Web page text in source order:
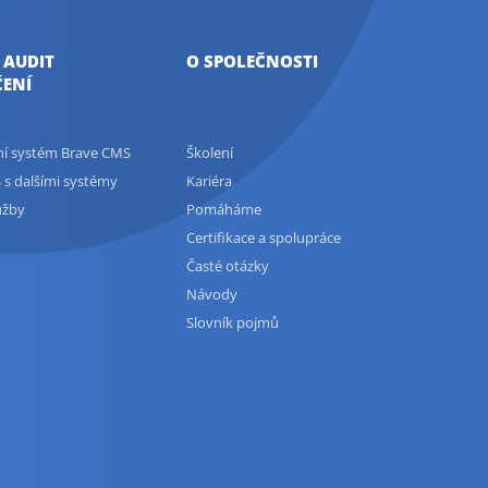
AUDIT
systém Brave CMS
s dalšími systémy
O SPOLEČNOSTI
Školení
Kariéra
Pomáháme
Certifikace a spolupráce
Časté otázky
Návody
Slovník pojmů